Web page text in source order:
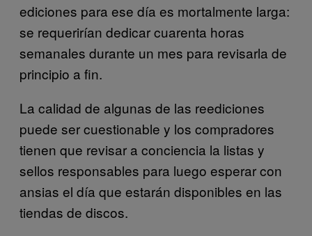
ediciones para ese día es mortalmente larga:
se requerirían dedicar cuarenta horas
semanales durante un mes para revisarla de
principio a fin.
La calidad de algunas de las reediciones
puede ser cuestionable y los compradores
tienen que revisar a conciencia la listas y
sellos responsables para luego esperar con
ansias el día que estarán disponibles en las
tiendas de discos.